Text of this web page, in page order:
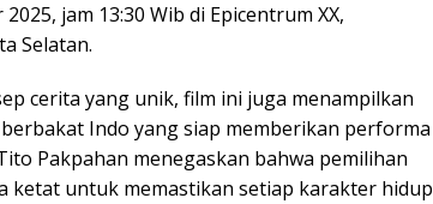
jam 13:30 Wib di Epicentrum XX,
Selatan.
cerita yang unik, film ini juga menampilkan
Indo yang siap memberikan performa
Pakpahan menegaskan bahwa pemilihan
ketat untuk memastikan setiap karakter hidup